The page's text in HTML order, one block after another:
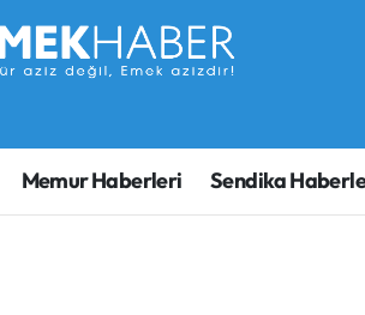
Memur Haberleri Sendika
Durumu ve Fikstür